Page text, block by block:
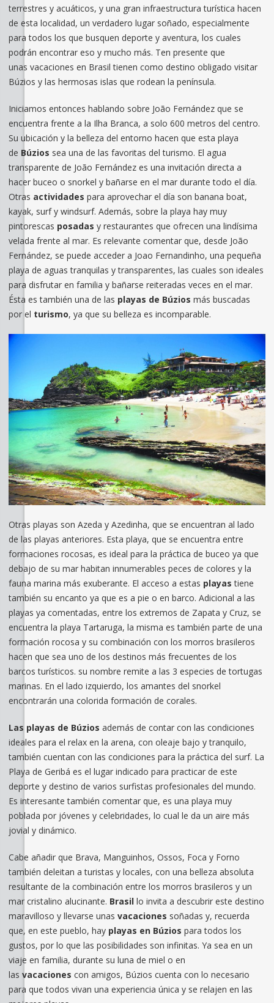
terrestres y acuáticos, y una gran infraestructura turística hacen
de esta localidad, un verdadero lugar soñado, especialmente
para todos los que busquen deporte y aventura, los cuales
podrán encontrar eso y mucho más. Ten presente que
unas vacaciones en Brasil tienen como destino obligado visitar
Búzios y las hermosas islas que rodean la península.
Iniciamos entonces hablando sobre João Fernández que se
encuentra frente a la Ilha Branca, a solo 600 metros del centro.
Su ubicación y la belleza del entorno hacen que esta playa
de Búzios sea una de las favoritas del turismo. El agua
transparente de João Fernández es una invitación directa a
hacer buceo o snorkel y bañarse en el mar durante todo el día.
Otras actividades para aprovechar el día son banana boat,
kayak, surf y windsurf. Además, sobre la playa hay muy
pintorescas posadas y restaurantes que ofrecen una lindísima
velada frente al mar. Es relevante comentar que, desde João
Fernández, se puede acceder a Joao Fernandinho, una pequeña
playa de aguas tranquilas y transparentes, las cuales son ideales
para disfrutar en familia y bañarse reiteradas veces en el mar.
Ésta es también una de las playas de Búzios más buscadas
por el turismo, ya que su belleza es incomparable.
Otras playas son Azeda y Azedinha, que se encuentran al lado
de las playas anteriores. Esta playa, que se encuentra entre
formaciones rocosas, es ideal para la práctica de buceo ya que
debajo de su mar habitan innumerables peces de colores y la
fauna marina más exuberante. El acceso a estas playas tiene
también su encanto ya que es a pie o en barco. Adicional a las
playas ya comentadas, entre los extremos de Zapata y Cruz, se
encuentra la playa Tartaruga, la misma es también parte de una
formación rocosa y su combinación con los morros brasileros
hacen que sea uno de los destinos más frecuentes de los
barcos turísticos. su nombre remite a las 3 especies de tortugas
marinas. En el lado izquierdo, los amantes del snorkel
encontrarán una colorida formación de corales.
Las playas de Búzios además de contar con las condiciones
ideales para el relax en la arena, con oleaje bajo y tranquilo,
también cuentan con las condiciones para la práctica del surf. La
Playa de Geribá es el lugar indicado para practicar de este
deporte y destino de varios surfistas profesionales del mundo.
Es interesante también comentar que, es una playa muy
poblada por jóvenes y celebridades, lo cual le da un aire más
jovial y dinámico.
Cabe añadir que Brava, Manguinhos, Ossos, Foca y Forno
también deleitan a turistas y locales, con una belleza absoluta
resultante de la combinación entre los morros brasileros y un
mar cristalino alucinante. Brasillo invita a descubrir este destino
maravilloso y llevarse unas vacaciones soñadas y, recuerda
que, en este pueblo, hay playas en Búzios para todos los
gustos, por lo que las posibilidades son infinitas. Ya sea en un
viaje en familia, durante su luna de miel o en
las vacaciones con amigos, Búzios cuenta con lo necesario
para que todos vivan una experiencia única y se relajen en las